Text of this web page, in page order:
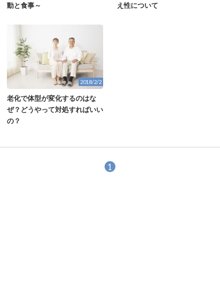
動と食事～
え性について
2018/2/2
老化で体型が変化するのはな
ぜ？どうやって対処すればいい
の？
1